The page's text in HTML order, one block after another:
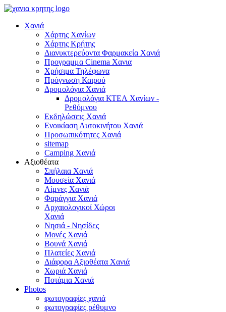
Χανιά
Χάρτης Χανίων
Χάρτης Κρήτης
Διανυκτερεύοντα Φαρμακεία Χανιά
Προγραμμα Cinema Χανια
Χρήσιμα Τηλέφωνα
Πρόγνωση Καιρού
Δρομολόγια Χανιά
Δρομολόγια ΚΤΕΛ Χανίων -
Ρεθύμνου
Εκδηλώσεις Χανιά
Ενοικίαση Αυτοκινήτου Χανιά
Προσωπικότητες Χανιά
sitemap
Camping Χανιά
Αξιοθέατα
Σπήλαια Χανιά
Μουσεία Χανιά
Λίμνες Χανιά
Φαράγγια Χανιά
Αρχαιολογικοί Χώροι
Χανιά
Νησιά - Νησίδες
Μονές Χανιά
Βουνά Χανιά
Πλατείες Χανιά
Διάφορα Αξιοθέατα Χανιά
Χωριά Χανιά
Ποτάμια Χανιά
Photos
φωτογραφίες χανιά
φωτογραφίες ρέθυμνο